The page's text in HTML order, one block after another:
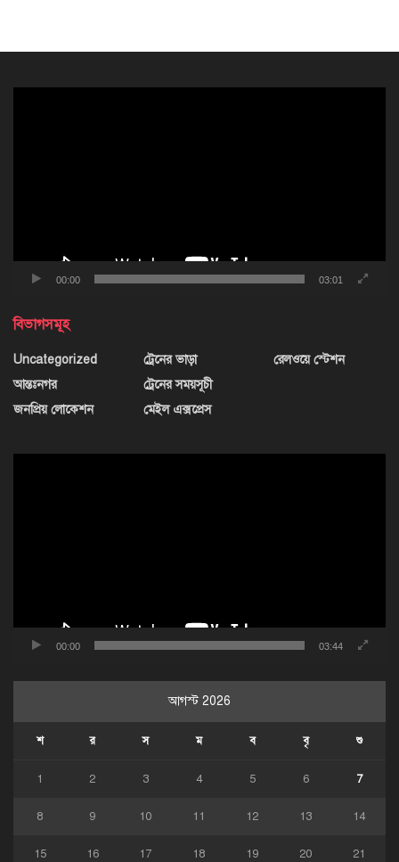
00:00 03:01
বিভাগসমূহ
Uncategorized
আন্তঃনগর
জনপ্রিয় লোকেশন
ট্রেনের ভাড়া
ট্রেনের সময়সূচী
মেইল এক্সপ্রেস
রেলওয়ে স্টেশন
00:00 03:44
আগস্ট 2026
শ র স ম ব বৃ শু
1 2 3 4 5 6 7
8 9 10 11 12 13 14
15 16 17 18 19 20 21